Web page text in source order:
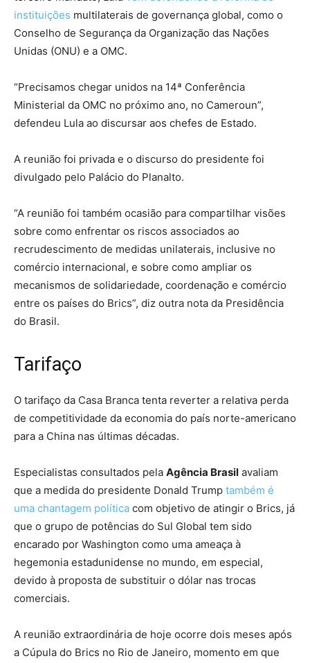
instituições multilaterais de governança global, como o
Conselho de Segurança da Organização das Nações
Unidas (ONU) e a OMC.
“Precisamos chegar unidos na 14ª Conferência
Ministerial da OMC no próximo ano, no Cameroun”,
defendeu Lula ao discursar aos chefes de Estado.
A reunião foi privada e o discurso do presidente foi
divulgado pelo Palácio do Planalto.
“A reunião foi também ocasião para compartilhar visões
sobre como enfrentar os riscos associados ao
recrudescimento de medidas unilaterais, inclusive no
comércio internacional, e sobre como ampliar os
mecanismos de solidariedade, coordenação e comércio
entre os países do Brics”, diz outra nota da Presidência
do Brasil.
Tarifaço
O tarifaço da Casa Branca tenta reverter a relativa perda
de competitividade da economia do país norte-americano
para a China nas últimas décadas.
Especialistas consultados pela Agência Brasil avaliam
que a medida do presidente Donald Trump também é
uma chantagem política com objetivo de atingir o Brics, já
que o grupo de potências do Sul Global tem sido
encarado por Washington como uma ameaça à
hegemonia estadunidense no mundo, em especial,
devido à proposta de substituir o dólar nas trocas
comerciais.
A reunião extraordinária de hoje ocorre dois meses após
a Cúpula do Brics no Rio de Janeiro, momento em que